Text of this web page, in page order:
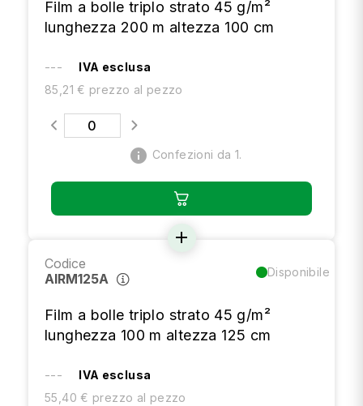
Film a bolle triplo strato 45 g/m²
lunghezza 200 m altezza 100 cm
---
IVA esclusa
85,21 € prezzo al pezzo
info Confezioni da 1.
add
Codice
AIRM125A
Disponibile
Film a bolle triplo strato 45 g/m²
lunghezza 100 m altezza 125 cm
---
IVA esclusa
55,40 € prezzo al pezzo